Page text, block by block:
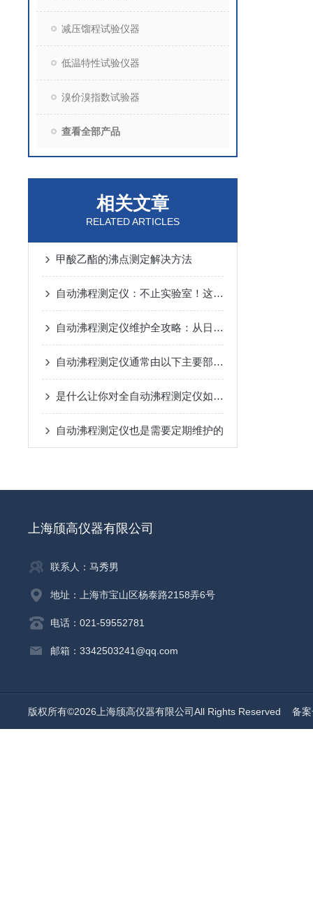
减压馏程试验仪器
低温特性试验仪器
溴价溴指数试验器
查看全部产品
相关文章
RELATED ARTICLES
甲酸乙酯的沸点测定解决方法
自动沸程测定仪：不止实验室！这些关键领域都在用它“精准控温”
自动沸程测定仪维护全攻略：从日常养护到故障预防，一步到位！
自动沸程测定仪通常由以下主要部件组成
是什么让你对全自动沸程测定仪如此看好的
自动沸程测定仪也是需要定期维护的
上海颀高仪器有限公司
联系人：马秀男
地址：上海市宝山区杨泰路2158弄6号
电话：021-59552781
邮箱：3342503241@qq.com
版权所有©2026上海颀高仪器有限公司All Rights Reserved 备